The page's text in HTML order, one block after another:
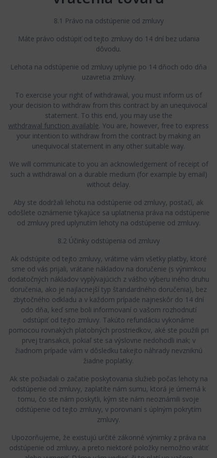
8.1 Právo na odstúpenie od zmluvy
Máte právo odstúpiť od tejto zmluvy do 14 dní bez udania
dôvodu.
Lehota na odstúpenie od zmluvy uplynie po 14 dňoch odo dňa
uzavretia zmluvy.
To exercise your right of withdrawal, you must inform us of
your decision to withdraw from this contract by an unequivocal
statement. To this end, you may use the
withdrawal function available. You are, however, free to express
your intention to withdraw from the contract by making an
unequivocal statement in any other suitable way.
We will communicate to you an acknowledgement of receipt of
such a withdrawal on a durable medium (for example by email)
without delay.
Aby ste dodržali lehotu na odstúpenie od zmluvy, postačí, ak
odošlete oznámenie týkajúce sa uplatnenia práva na odstúpenie
od zmluvy pred uplynutím lehoty na odstúpenie od zmluvy.
8.2 Účinky odstúpenia od zmluvy
Ak odstúpite od tejto zmluvy, vrátime vám všetky platby, ktoré
sme od vás prijali, vrátane nákladov na doručenie (s výnimkou
dodatočných nákladov vyplývajúcich z vášho výberu iného druhu
doručenia, ako je najlacnejší typ štandardného doručenia), bez
zbytočného odkladu a v každom prípade najneskôr do 14 dní
odo dňa, keď sme boli informovaní o vašom rozhodnutí
odstúpiť od tejto zmluvy. Takúto refundáciu vykonáme
pomocou rovnakých platobných prostriedkov, aké ste použili pri
prvej transakcii, pokiaľ ste sa výslovne nedohodli inak; v
žiadnom prípade vám v dôsledku takejto náhrady nevzniknú
žiadne poplatky.
Ak ste požiadali o začatie poskytovania služieb počas lehoty na
odstúpenie od zmluvy, zaplatíte nám sumu, ktorá je úmerná k
tomu, čo ste nám poskytli, kým ste nám neoznámili svoje
odstúpenie od tejto zmluvy, v porovnaní s úplným pokrytím
zmluvy.
Upozorňujeme, že existujú určité zákonné výnimky z práva na
odstúpenie od zmluvy, a preto niektoré položky nemožno vrátiť